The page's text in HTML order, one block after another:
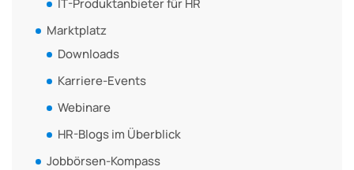
Marktplatz
Downloads
Karriere-Events
Webinare
HR-Blogs im Überblick
Jobbörsen-Kompass